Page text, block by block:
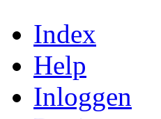
Index
Help
Inloggen